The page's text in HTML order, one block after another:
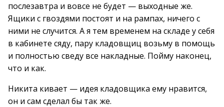
послезавтра и вовсе не будет — выходные же.
Ящики с гвоздями постоят и на рампах, ничего с
ними не случится. А я тем временем на складе у себя
в кабинете сяду, пару кладовщиц возьму в помощь
и полностью сведу все накладные. Пойму наконец,
что и как.
Никита кивает — идея кладовщика ему нравится,
он и сам сделал бы так же.